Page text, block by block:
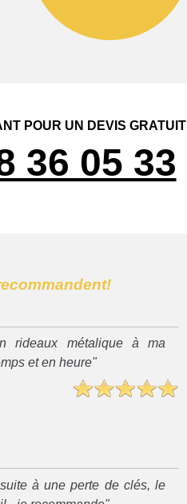
POUR UN DEVIS GRATUIT
36 05 33
rideaux métalique à ma
et en heure"
à une perte de clés, le